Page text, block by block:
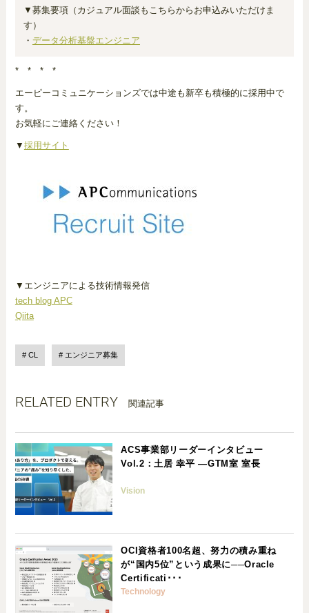
▼募集要項（カジュアル面談もこちらからお申込みいただけま
す）
・ データ分析基盤エンジニア
* * * *
エーピーコミュニケーションズでは中途も新卒も積極的に採用中で
す。
お気軽にご連絡ください！
▼ 採用サイト
▼エンジニアによる技術情報発信
tech blog APC
Qiita
CL エンジニア募集
RELATED ENTRY 関連記事
ACS事業部リーダーインタビュー
Vol.2：土居 幸平 ―GTM室 室長
Vision
OCI資格者100名超、努力の積み重ね
が“国内5位”という成果に──Oracle
Certificati･･･
Technology